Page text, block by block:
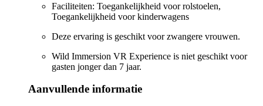
Faciliteiten: Toegankelijkheid voor rolstoelen,
Toegankelijkheid voor kinderwagens
Deze ervaring is geschikt voor zwangere vrouwen.
Wild Immersion VR Experience is niet geschikt voor
gasten jonger dan 7 jaar.
Aanvullende informatie